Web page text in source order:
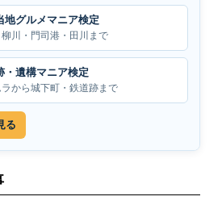
地グルメマニア検定
川・門司港・田川まで
・遺構マニア検定
から城下町・鉄道跡まで
る